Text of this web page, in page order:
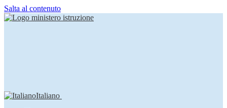
Salta al contenuto
Italiano